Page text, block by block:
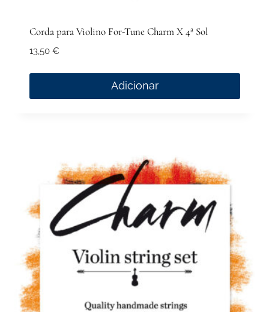
Corda para Violino For-Tune Charm X 4ª Sol
13,50 €
Adicionar